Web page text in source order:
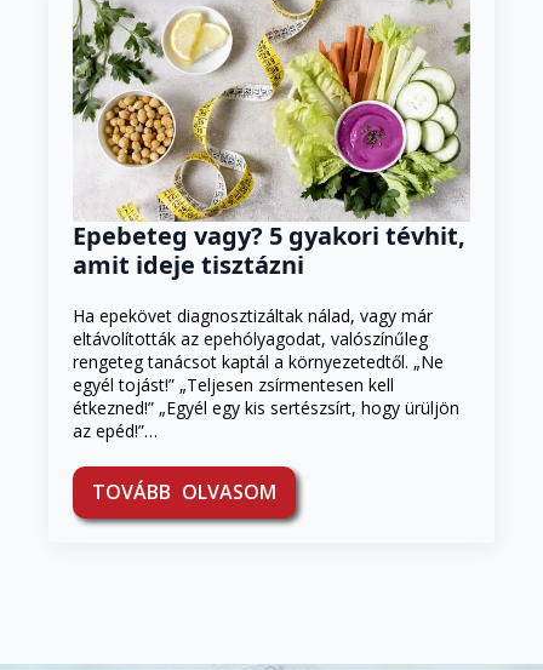
Epebeteg vagy? 5 gyakori tévhit,
amit ideje tisztázni
Ha epekövet diagnosztizáltak nálad, vagy már
eltávolították az epehólyagodat, valószínűleg
rengeteg tanácsot kaptál a környezetedtől. „Ne
egyél tojást!” „Teljesen zsírmentesen kell
étkezned!” „Egyél egy kis sertészsírt, hogy ürüljön
az epéd!”…
TOVÁBB OLVASOM